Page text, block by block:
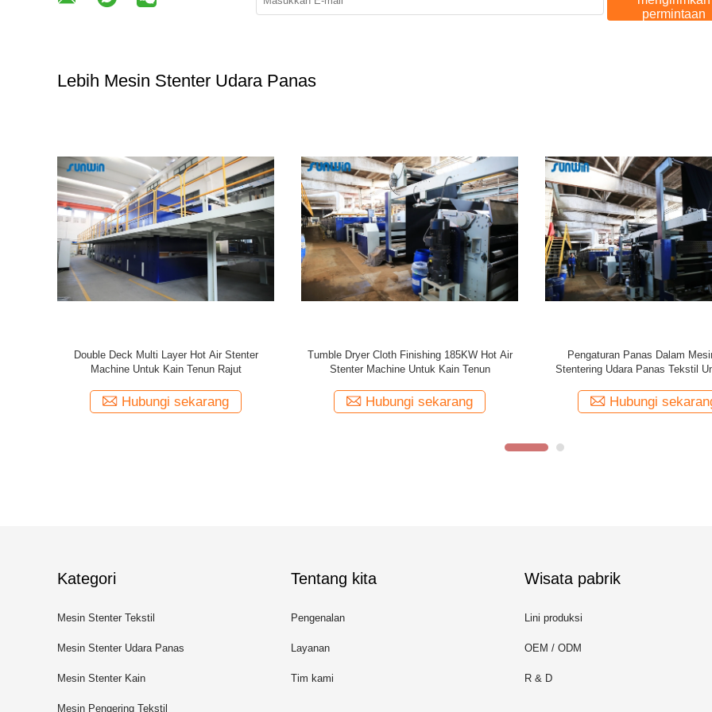
permintaan
Lebih Mesin Stenter Udara Panas
Suhu Tinggi Hot Airmini Stenter Mesin Tekstil
Stenter Frame Machine 100m / Min
Hubungi sekarang
Mesin Stenter Udara Panas Otomatis 3000mm
Industri Tekstil Untuk Handuk Terry
Hubungi sekarang
Mesin Stenter Udara Panas
Kecepatan Inverter Padder Tunggal
Hubungi
Kategori
Mesin Stenter Tekstil
Mesin Stenter Udara Panas
Mesin Stenter Kain
Mesin Pengering Tekstil
Tentang kita
Pengenalan
Layanan
Tim kami
Wisata pabrik
Lini produksi
OEM / ODM
R & D